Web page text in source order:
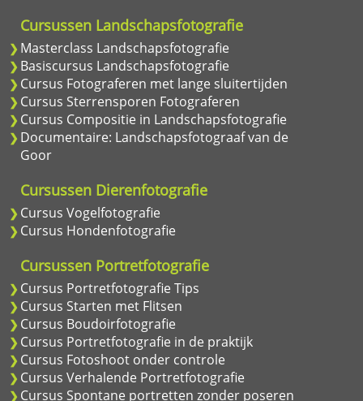
Cursussen Landschapsfotografie
Masterclass Landschapsfotografie
Basiscursus Landschapsfotografie
Cursus Fotograferen met lange sluitertijden
Cursus Sterrensporen Fotograferen
Cursus Compositie in Landschapsfotografie
Documentaire: Landschapsfotograaf van de
Goor
Cursussen Dierenfotografie
Cursus Vogelfotografie
Cursus Hondenfotografie
Cursussen Portretfotografie
Cursus Portretfotografie Tips
Cursus Starten met Flitsen
Cursus Boudoirfotografie
Cursus Portretfotografie in de praktijk
Cursus Fotoshoot onder controle
Cursus Verhalende Portretfotografie
Cursus Spontane portretten zonder poseren